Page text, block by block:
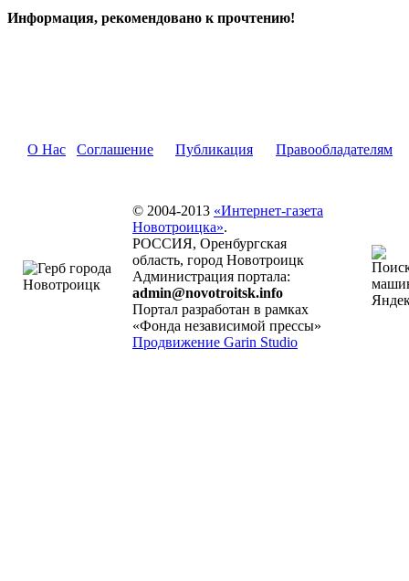
Информация, рекомендовано к прочтению!
О Нас Соглашение Публикация Правообладателям
© 2004-2013 «Интернет-газета
Новотроицка».
РОССИЯ, Оренбургская
область, город Новотроицк
Администрация портала:
admin@novotroitsk.info
Портал разработан в рамках
«Фонда независимой прессы»
Продвижение Garin Studio